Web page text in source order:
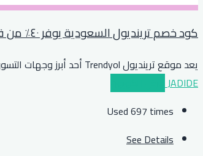
كود خصم ترينديول السعودية يوفر ٤٠٪ من قيمة المنتجات
يعد موقع ترينديول Trendyol أحد أبرز وجهات التسوق
JADIDE
Used 697 times
See Details